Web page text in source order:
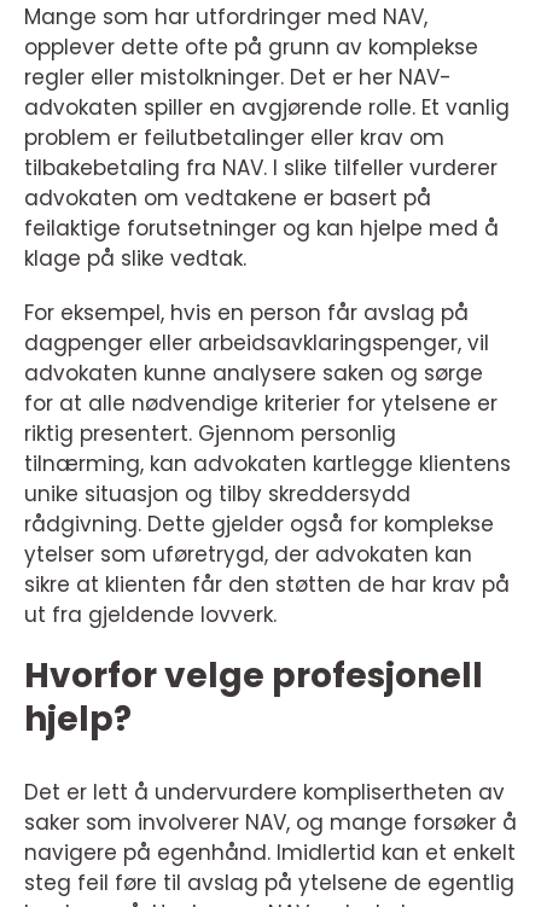
Mange som har utfordringer med NAV,
opplever dette ofte på grunn av komplekse
regler eller mistolkninger. Det er her NAV-
advokaten spiller en avgjørende rolle. Et vanlig
problem er feilutbetalinger eller krav om
tilbakebetaling fra NAV. I slike tilfeller vurderer
advokaten om vedtakene er basert på
feilaktige forutsetninger og kan hjelpe med å
klage på slike vedtak.
For eksempel, hvis en person får avslag på
dagpenger eller arbeidsavklaringspenger, vil
advokaten kunne analysere saken og sørge
for at alle nødvendige kriterier for ytelsene er
riktig presentert. Gjennom personlig
tilnærming, kan advokaten kartlegge klientens
unike situasjon og tilby skreddersydd
rådgivning. Dette gjelder også for komplekse
ytelser som uføretrygd, der advokaten kan
sikre at klienten får den støtten de har krav på
ut fra gjeldende lovverk.
Hvorfor velge profesjonell
hjelp?
Det er lett å undervurdere komplisertheten av
saker som involverer NAV, og mange forsøker å
navigere på egenhånd. Imidlertid kan et enkelt
steg feil føre til avslag på ytelsene de egentlig